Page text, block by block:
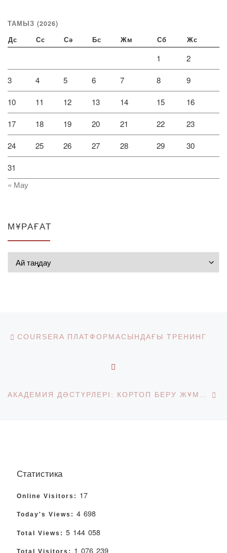
ТАМЫЗ (2026)
Дс Сс Сә Бс Жм Сб Жс
1 2
3 4 5 6 7 8 9
10 11 12 13 14 15 16
17 18 19 20 21 22 23
24 25 26 27 28 29 30
31
« Мау
МҰРАҒАТ
Post navigation
COURSERA ПЛАТФОРМАСЫНДАҒЫ ТРЕНИНГ
АКАДЕМИЯ ДӘСТҮРЛЕРІ: КОРТОП БЕРУ ЖҰМЫСТАРЫ ЖАЛҒАСУДА
Статистика
Online Visitors: 17
Today's Views: 4 698
Total Views: 5 144 058
1 076 239